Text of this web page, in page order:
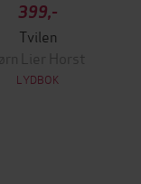
399,-
Tvilen
Jørn Lier Horst
LYDBOK